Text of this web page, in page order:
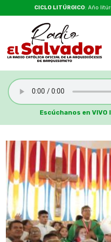
CICLO LITÚRGICO: Año
Escúchanos en